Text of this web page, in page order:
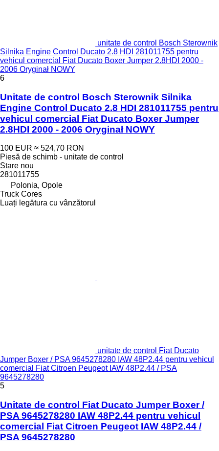
unitate de control Bosch Sterownik
Silnika Engine Control Ducato 2.8 HDI 281011755 pentru
vehicul comercial Fiat Ducato Boxer Jumper 2.8HDI 2000 -
2006 Oryginał NOWY
6
Unitate de control Bosch Sterownik Silnika
Engine Control Ducato 2.8 HDI 281011755 pentru
vehicul comercial Fiat Ducato Boxer Jumper
2.8HDI 2000 - 2006 Oryginał NOWY
100 EUR ≈ 524,70 RON
Piesă de schimb - unitate de control
Stare nou
281011755
Polonia, Opole
Truck Cores
Luați legătura cu vânzătorul
unitate de control Fiat Ducato
Jumper Boxer / PSA 9645278280 IAW 48P2.44 pentru vehicul
comercial Fiat Citroen Peugeot IAW 48P2.44 / PSA
9645278280
5
Unitate de control Fiat Ducato Jumper Boxer /
PSA 9645278280 IAW 48P2.44 pentru vehicul
comercial Fiat Citroen Peugeot IAW 48P2.44 /
PSA 9645278280